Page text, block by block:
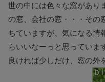
世の中には色々な窓があり
の窓、会社の窓・・・その
ちていますが、気になる情
らいいなーっと思っていま
良ければ少しだけ、窓の外